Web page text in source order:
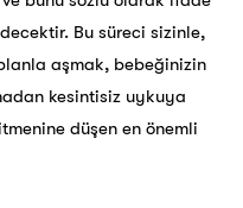
Bu süreci sizinle,
aşmak, bebeğinizin
kesintisiz uykuya
düşen en önemli